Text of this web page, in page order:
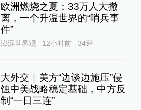
欧洲燃烧之夏：33万人大撤
离，一个升温世界的“哨兵事
件”
澎湃世界观 12小时前 34评
大外交｜美方“边谈边施压”侵
蚀中美战略稳定基础，中方反
制“一日三连”